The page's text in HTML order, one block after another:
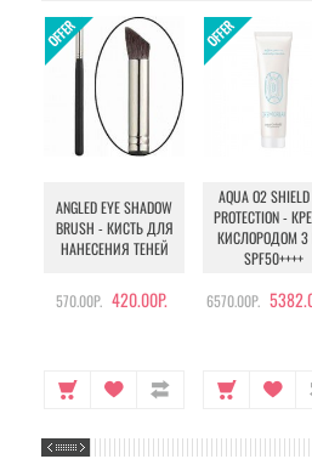
ANGLED EYE SHADOW
BRUSH - КИСТЬ ДЛЯ
НАНЕСЕНИЯ ТЕНЕЙ
570.00Р. 420.00Р.
AQUA O2
PROTECTION -
КИСЛОРОДОМ 3
SPF50++++
6570.00Р.